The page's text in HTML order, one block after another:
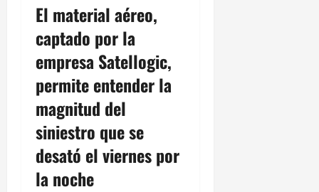
El material aéreo,
captado por la
empresa Satellogic,
permite entender la
magnitud del
siniestro que se
desató el viernes por
la noche